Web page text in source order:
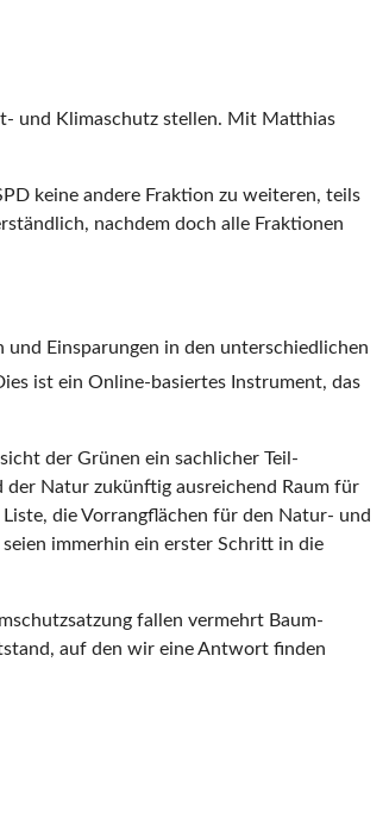
und Klimaschutz stellen. Mit Matthias
keine andere Fraktion zu weiteren, teils
nachdem doch alle Fraktionen
und Einsparungen in den unterschiedlichen
ist ein Online-basiertes Instrument, das
der Grünen ein sachlicher Teil-
der Natur zukünftig ausreichend Raum für
die Vorrangflächen für den Natur- und
immerhin ein erster Schritt in die
fallen vermehrt Baum-
auf den wir eine Antwort finden